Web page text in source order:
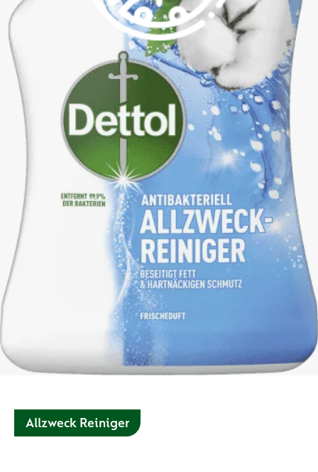
Allzweck Reiniger